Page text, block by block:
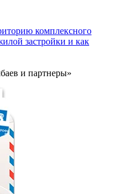
комплексного
застройки и как
и партнеры»